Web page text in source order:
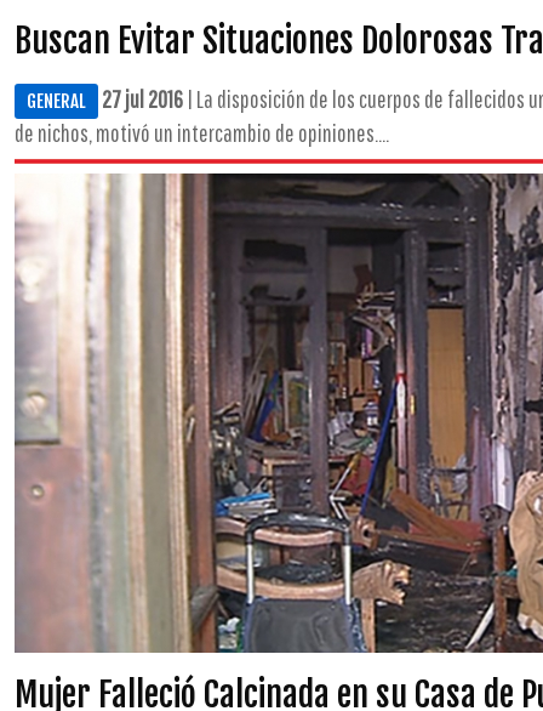
Buscan Evitar Situaciones Dolorosas
GENERAL 27 jul 2016 | La disposición de los cuerpos de fallecidos
de nichos, motivó un intercambio de opiniones....
Mujer Falleció Calcinada en su Casa de